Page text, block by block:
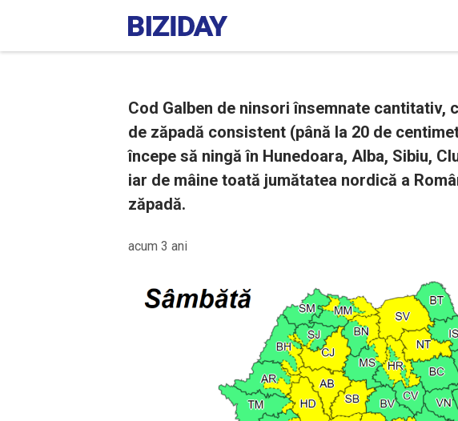
Cod Galben de ninsori însemnate cantitativ,
de zăpadă consistent (până la 20 de
începe să ningă în Hunedoara, Alba, Sibiu,
iar de mâine toată jumătatea nordică a
zăpadă.
acum 3 ani